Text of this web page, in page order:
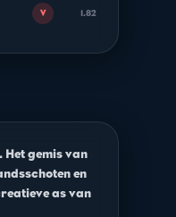
V 1.82
gemis van
en
as van